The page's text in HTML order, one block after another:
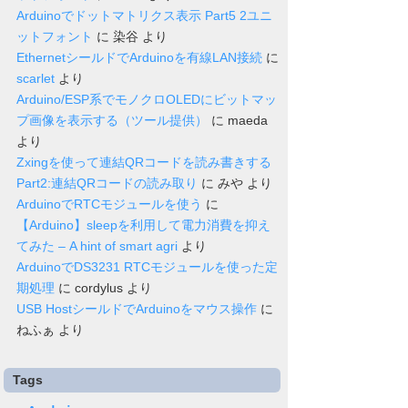
Arduinoでドットマトリクス表示 Part5 2ユニ
ットフォント に 染谷 より
EthernetシールドでArduinoを有線LAN接続に
scarletより
Arduino/ESP系でモノクロOLEDにビットマッ
プ画像を表示する（ツール提供）
に maeda
より
Zxingを使って連結QRコードを読み書きする
Part2:連結QRコードの読み取り に みやより
ArduinoでRTCモジュールを使う に
【Arduino】sleepを利用して電力消費を抑え
てみた – A hint of smart agriより
ArduinoでDS3231 RTCモジュールを使った定
期処理 に cordylusより
USB HostシールドでArduinoをマウス操作に
ねふぁ より
Tags